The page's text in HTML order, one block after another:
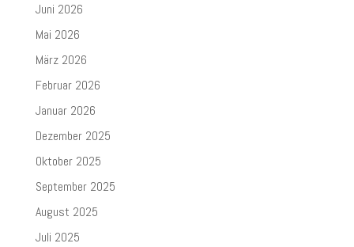
Juni 2026
Mai 2026
März 2026
Februar 2026
Januar 2026
Dezember 2025
Oktober 2025
September 2025
August 2025
Juli 2025